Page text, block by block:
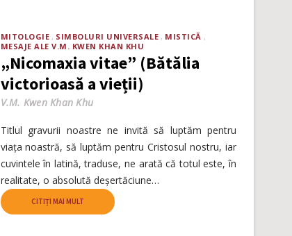
MITOLOGIE SIMBOLURI UNIVERSALE
MISTICĂ
MESAJE ALE V.M. KWEN KHAN KHU
„Nicomaxia vitae” (Bătălia
victorioasă a vieții)
V.M. Kwen Khan Khu
Titlul gravurii noastre ne invită să luptăm pentru
viața noastră, să luptăm pentru Cristosul nostru, iar
cuvintele în latină, traduse, ne arată că totul este, în
realitate, o absolută deșertăciune…
CITIȚI MAI MULT